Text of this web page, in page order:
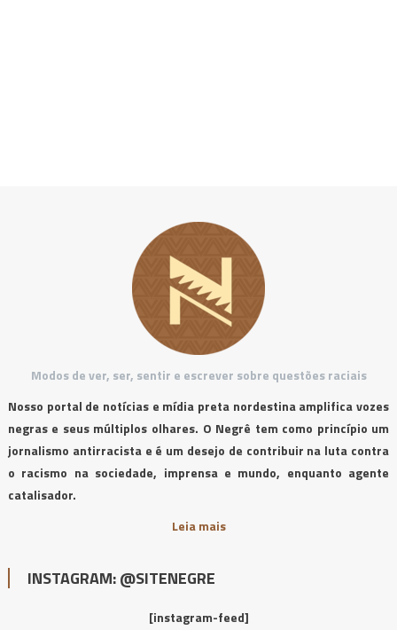
Modos de ver, ser, sentir e escrever sobre questões raciais
Nosso portal de notícias e mídia preta nordestina amplifica vozes
negras e seus múltiplos olhares. O Negrê tem como princípio um
jornalismo antirracista e é um desejo de contribuir na luta contra
o racismo na sociedade, imprensa e mundo, enquanto agente
catalisador.
Leia mais
INSTAGRAM: @SITENEGRE
[instagram-feed]